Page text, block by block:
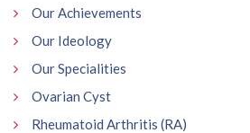
Our Achievements
Our Ideology
Our Specialities
Ovarian Cyst
Rheumatoid Arthritis (RA)